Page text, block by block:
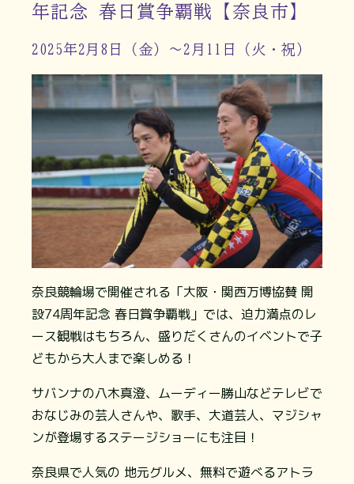
年記念 春日賞争覇戦【奈良市】
2025年2月8日（金）～2月11日（火・祝）
奈良競輪場で開催される「大阪・関西万博協賛 開
設74周年記念 春日賞争覇戦」では、迫力満点のレ
ース観戦はもちろん、盛りだくさんのイベントで子
どもから大人まで楽しめる！
サバンナの八木真澄、ムーディー勝山などテレビで
おなじみの芸人さんや、歌手、大道芸人、マジシャ
ンが登場するステージショーにも注目！
奈良県で人気の 地元グルメ、無料で遊べるアトラ